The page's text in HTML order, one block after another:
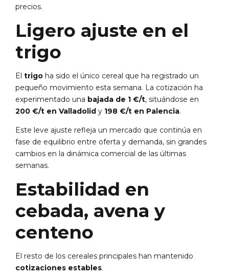
precios.
Ligero ajuste en el
trigo
El trigo ha sido el único cereal que ha registrado un
pequeño movimiento esta semana. La cotización ha
experimentado una bajada de 1 €/t, situándose en
200 €/t en Valladolid y 198 €/t en Palencia.
Este leve ajuste refleja un mercado que continúa en
fase de equilibrio entre oferta y demanda, sin grandes
cambios en la dinámica comercial de las últimas
semanas.
Estabilidad en
cebada, avena y
centeno
El resto de los cereales principales han mantenido
cotizaciones estables.